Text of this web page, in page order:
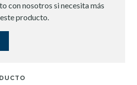
con nosotros si necesita más
producto.